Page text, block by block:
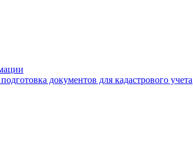
документов для кадастрового учета